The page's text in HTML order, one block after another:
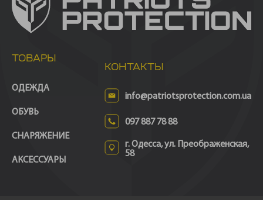
ТОВАРЫ
ОДЕЖДА
ОБУВЬ
СНАРЯЖЕНИЕ
АКСЕССУАРЫ
КОНТАКТЫ
info@patriotsprotection.com.ua
097 887 78 88
г. Одесса, ул. Преображенская,
58